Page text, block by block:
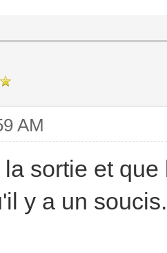
AM
sortie et
y a un